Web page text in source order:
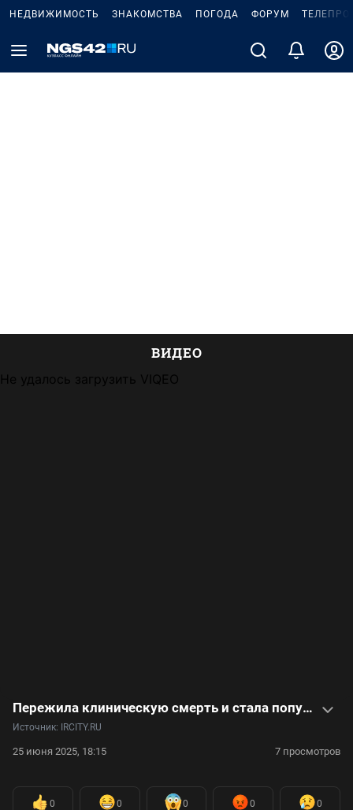
НЕДВИЖИМОСТЬ ЗНАКОМСТВА ПОГОДА ФОРУМ
ВИДЕО
Не удалось загрузить VIQEO
Пережила клиническую смерть и стала популярной благодаря садоводству: видеоистория Виктории Анпилоговой
Источник: IRCITY.RU
25 июня 2025, 18:15 7 просмотров
0 0 0 0 0